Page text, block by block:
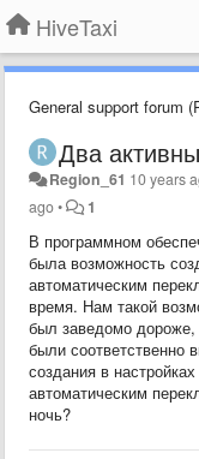
HiveTaxi
General support forum
Два
Region_61 10 years
ago• 1
В программном
была возможность
автоматическим
время. Нам такой
был заведомо дороже,
были соответственно
создания в
автоматическим
ночь?